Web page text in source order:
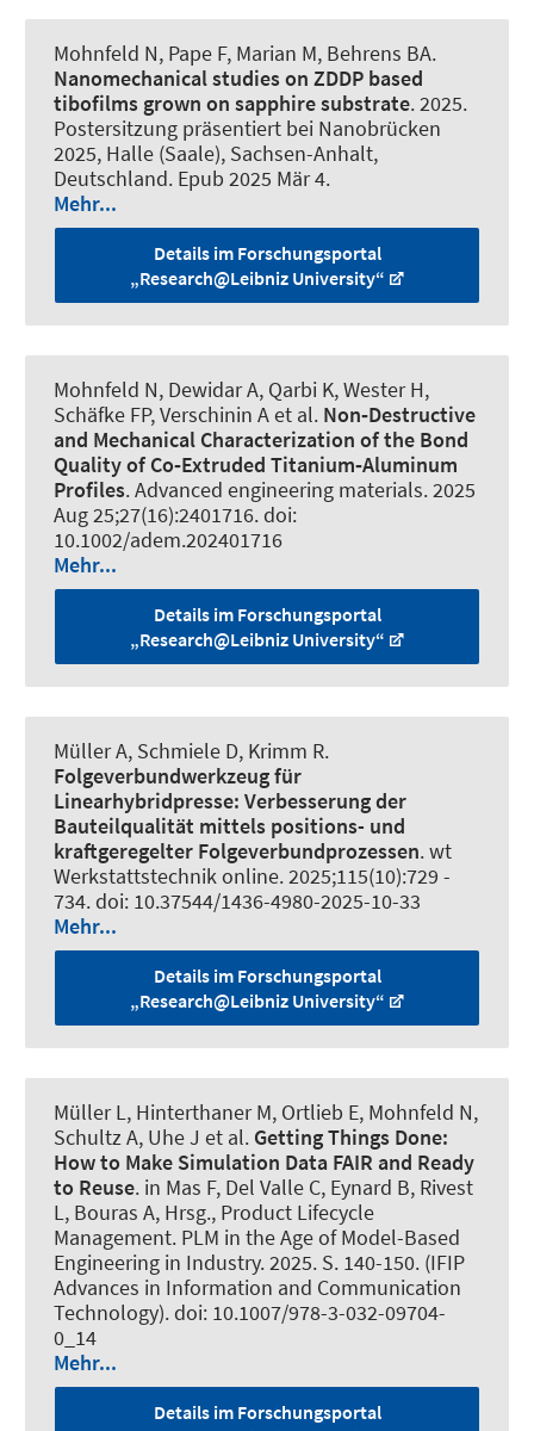
Mohnfeld N, Pape F, Marian M, Behrens BA.
Nanomechanical studies on ZDDP based
tibofilms grown on sapphire substrate. 2025.
Postersitzung präsentiert bei Nanobrücken
2025, Halle (Saale), Sachsen-Anhalt,
Deutschland. Epub 2025 Mär 4.
Mehr...
Details im Forschungsportal
„Research@Leibniz University“
Mohnfeld N, Dewidar A, Qarbi K, Wester H,
Schäfke FP, Verschinin A et al. Non‐Destructive
and Mechanical Characterization of the Bond
Quality of Co‐Extruded Titanium‐Aluminum
Profiles.Advanced engineering materials. 2025
Aug 25;27(16):2401716. doi:
10.1002/adem.202401716
Mehr...
Details im Forschungsportal
„Research@Leibniz University“
Müller A, Schmiele D, Krimm R.
Folgeverbundwerkzeug für
Linearhybridpresse: Verbesserung der
Bauteilqualität mittels positions- und
kraftgeregelter Folgeverbundprozessen.wt
Werkstattstechnik online. 2025;115(10):729 -
734. doi: 10.37544/1436-4980-2025-10-33
Mehr...
Details im Forschungsportal
„Research@Leibniz University“
Müller L, Hinterthaner M, Ortlieb E, Mohnfeld N,
Schultz A, Uhe J et al. Getting Things Done:
How to Make Simulation Data FAIR and Ready
to Reuse. in Mas F, Del Valle C, Eynard B, Rivest
L, Bouras A, Hrsg., Product Lifecycle
Management. PLM in the Age of Model-Based
Engineering in Industry. 2025. S. 140-150. (IFIP
Advances in Information and Communication
Technology). doi: 10.1007/978-3-032-09704-
0_14
Mehr...
Details im Forschungsportal